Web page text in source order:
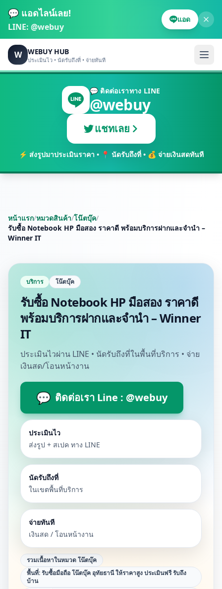
💬 แอดไลน์เลย!
LINE: @webuy
แอด
W WEBUY HUB
ประเมินไว • นัดรับถึงที่ • จ่ายทันที
💬 ติดต่อเราทาง LINE
@webuy
แชทเลย
⚡ ส่งรูปมาประเมินราคา • 📍 นัดรับถึงที่ • 💰 จ่ายเงินสดทันที
หน้าแรก/หมวดสินค้า/โน๊ตบุ๊ค/
รับซื้อ Notebook HP มือสอง ราคาดี พร้อมบริการฝากและจำนำ –
Winner IT
บริการ โน๊ตบุ๊ค
รับซื้อ Notebook HP มือสอง ราคาดี
พร้อมบริการฝากและจำนำ – Winner
IT
ประเมินไวผ่าน LINE • นัดรับถึงที่ในพื้นที่บริการ • จ่าย
เงินสด/โอนหน้างาน
💬 ติดต่อเรา Line : @webuy
ประเมินไว
ส่งรูป + สเปค ทาง LINE
นัดรับถึงที่
ในเขตพื้นที่บริการ
จ่ายทันที
เงินสด / โอนหน้างาน
รวมเนื้อหาในหมวดโน๊ตบุ๊ค
พื้นที่:รับซื้อมือถือ โน๊ตบุ๊ค อุทัยธานี ให้ราคาสูง ประเมินฟรี รับถึง
บ้าน